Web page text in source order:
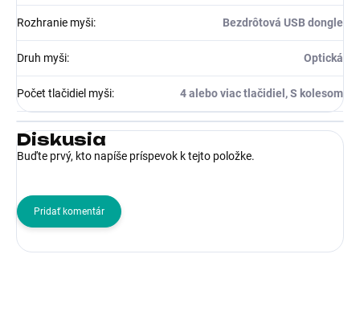
Rozhranie myši: Bezdrôtová USB dongle
Druh myši: Optická
Počet tlačidiel myši: 4 alebo viac tlačidiel, S kolesom
Diskusia
Buďte prvý, kto napíše príspevok k tejto položke.
Pridať komentár